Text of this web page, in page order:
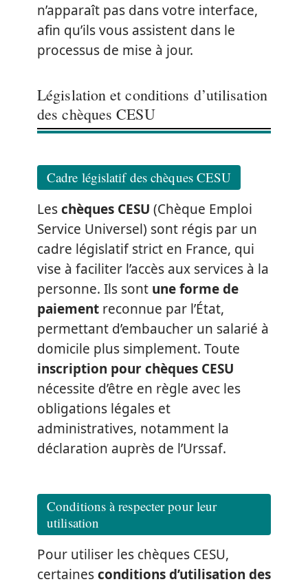
n’apparaît pas dans votre interface,
afin qu’ils vous assistent dans le
processus de mise à jour.
Législation et conditions d’utilisation
des chèques CESU
Cadre législatif des chèques CESU
Leschèques CESU (Chèque Emploi
Service Universel) sont régis par un
cadre législatif strict en France, qui
vise à faciliter l’accès aux services à la
personne. Ils sont une forme de
paiement reconnue par l’État,
permettant d’embaucher un salarié à
domicile plus simplement. Toute
inscription pour chèques CESU
nécessite d’être en règle avec les
obligations légales et
administratives, notamment la
déclaration auprès de l’Urssaf.
Conditions à respecter pour leur
utilisation
Pour utiliser les chèques CESU,
certainesconditions d’utilisation des